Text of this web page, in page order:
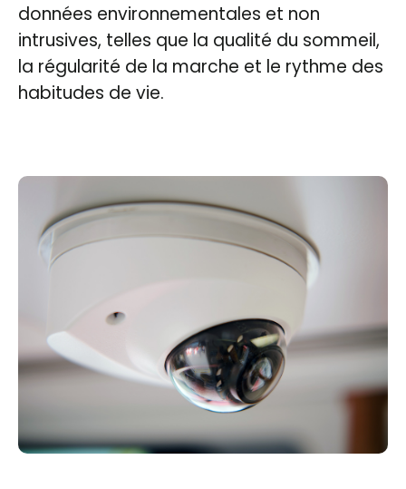
données environnementales et non
intrusives, telles que la qualité du sommeil,
la régularité de la marche et le rythme des
habitudes de vie.